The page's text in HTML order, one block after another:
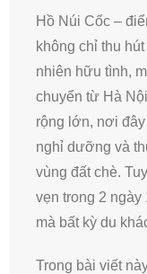
Hồ Núi Cốc –
không chỉ thu
nhiên hữu tình,
chuyển từ Hà
rộng lớn, nơi
nghỉ dưỡng và
vùng đất chè.
vẹn trong 2 ngày
mà bất kỳ du
Trong bài viết